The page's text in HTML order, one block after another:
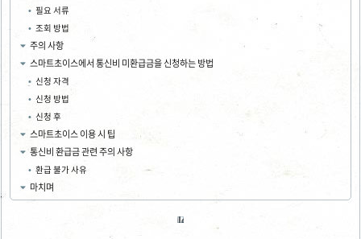
필요 서류
조회 방법
주의 사항
스마트초이스에서 통신비 미환급금을 신청하는 방법
신청 자격
신청 방법
신청 후
스마트초이스 이용 시 팁
통신비 환급금 관련 주의 사항
환급 불가 사유
마치며